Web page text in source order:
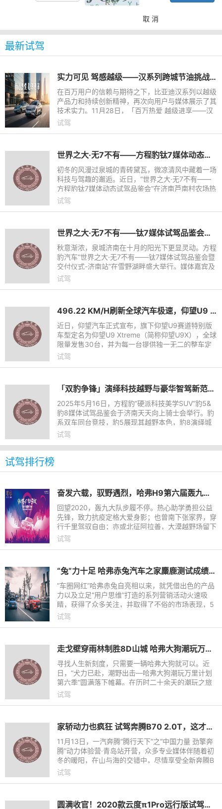
取 消
最新试驾
实力可见 驾感越级——汉系列跨城节油挑战·济南站落幕
在百万用户的信赖与期待之下，比亚迪汉系列以越级
产品力和持续创新精神，再次向用户与媒体展示了其
技术实力。11月28日，「百万热爱 越级进享——汉
智驾版跨城节油挑战赛·济南站」圆满落幕。本次活
试驾
世界之大·无7不有——方程豹钛7媒体动态试驾品鉴会济南站圆满举行
初冬的风漫过泉城的青砖黛瓦，微凉清风中藏着一场
科技与驾趣的邂逅。近日，“世界之大·无7不有——
方程豹钛7媒体动态试驾品鉴会”在济南芦南村农场热
力启幕。
试驾
世界之大·无7不有——钛7媒体试驾品鉴会暨交付仪式@济南站圆满落幕
秋意渐浓，泉城济南在十月的阳光下更显灵动。方程
豹汽车“世界之大·无7不有——钛7媒体试驾品鉴会暨
交付仪式-济南站”在雪野湖畔盛大举行。媒体嘉宾及
车主代表共同见证了这款融合“悦己宜家”理念的科技
试驾
496.22 KM/H刷新全球汽车极速，仰望U9 XTREME全球限量30台
近日，仰望汽车正式宣布，旗下仰望U9赛道特别版
车型定名为仰望U9 Xtreme（简称仰望U9X），全球
限量发售30台，并为每一台提供独一无二的整车定
制方案。今年8月，该车以工程测试车身份创造全球
试驾
「双豹争锋」演绎科技越野与豪华智驾新范式，见证豹力美学在济南绽放
2025年5月16日，方程豹“硬派科技美学SUV”豹5&
豹8媒体试驾品鉴会于济南天天向上骑士会举行。豹
系双车同台竞技，豹5展现其越野本色，豹8演绎城
市智驾，从动力到配置、从操控到豪华，为济南媒体
试驾
试驾排行榜
奋发六载，驭野遇烈，哈弗H9第六届轰九年会即将载梦启程
回望2020，轰九大队步履不停。热心助学勇担公益
先锋，致力抗疫定格大爱身影；也曾南下张家界，穿
行千里驾驭自由；亦或北征阿拉善，大漠越野场留下
狂野车辙；不甘平凡的轰九人，将2020演绎成一段
试驾
“兔”力十足 哈弗赤兔汽车之家麋鹿测试成绩达75.6km/h
“车圈网红”哈弗赤兔自亮相以来，就凭借出色的产品
力以及立足“用户思维”打造的系列营销活动火速吸
睛，获得了众多关注，并取得了不俗的市场表现，5
月上市仅11天就斩获了3258辆订单。
试驾
走戈壁穿雨林制胜8D山城 哈弗大狗潮玩万里秀潮野硬实力
寻找人生新刻度，只需要一辆哈弗大狗就可以。近
日，“犬力已赴，潮野出击—哈弗大狗潮玩万里计划
第六季”圆满落下帷幕。在历时二十余天的潮玩之旅
中，哈弗大狗以敢性唤醒野性，通过穿越西双版纳热
试驾
家轿动力也疯狂 试驾奔腾B70 2.0T，这才是国车该有的样子
11月13日，一汽奔腾“腾行天下”之“中国力量 劲擎奔
腾”动力体验营·青岛站开营，众多专业媒体伴随着初
冬的暖阳，在山与海的交错中，尽情享受全新奔腾B
70 2.0T车型所带来的极致驾控感受。该车型动力配
试驾
圆满收官！2020款云度π1Pro远行版试驾之旅降临曲阜